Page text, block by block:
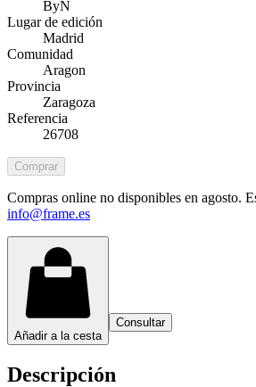
ByN
Lugar de edición
Madrid
Comunidad
Aragon
Provincia
Zaragoza
Referencia
26708
Comprar
Compras online no disponibles en agosto.
info@frame.es
Añadir a la cesta
Consultar
Descripción